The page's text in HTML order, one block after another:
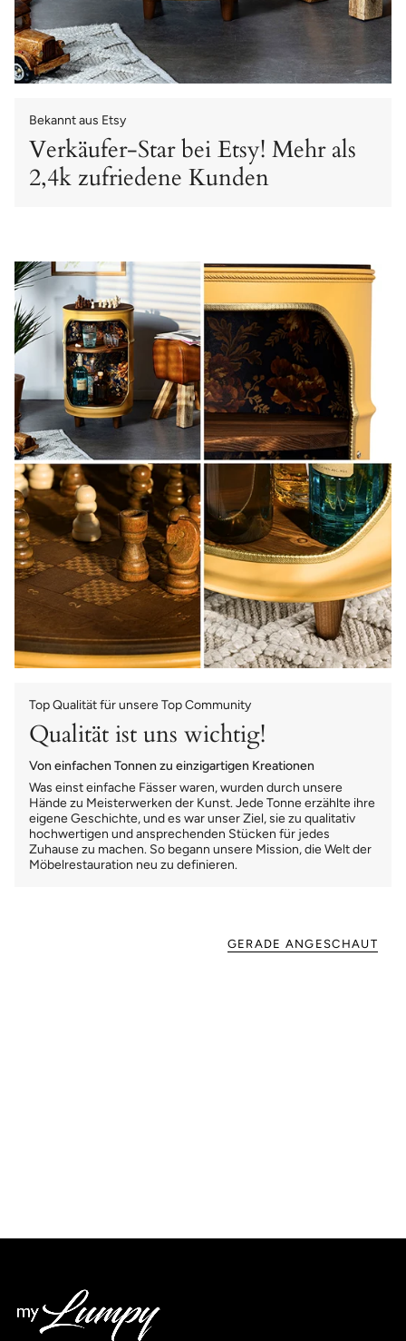
Bekannt aus Etsy
Verkäufer-Star bei Etsy! Mehr als
2,4k zufriedene Kunden
Top Qualität für unsere Top Community
Qualität ist uns wichtig!
Von einfachen Tonnen zu einzigartigen Kreationen
Was einst einfache Fässer waren, wurden durch unsere
Hände zu Meisterwerken der Kunst. Jede Tonne erzählte ihre
eigene Geschichte, und es war unser Ziel, sie zu qualitativ
hochwertigen und ansprechenden Stücken für jedes
Zuhause zu machen. So begann unsere Mission, die Welt der
Möbelrestauration neu zu definieren.
GERADE ANGESCHAUT